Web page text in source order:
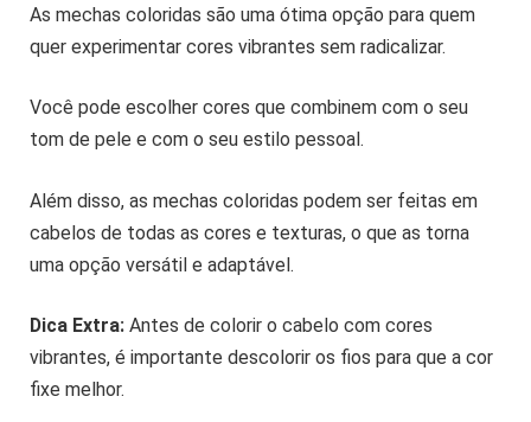
As mechas coloridas são uma ótima opção para quem
quer experimentar cores vibrantes sem radicalizar.
Você pode escolher cores que combinem com o seu
tom de pele e com o seu estilo pessoal.
Além disso, as mechas coloridas podem ser feitas em
cabelos de todas as cores e texturas, o que as torna
uma opção versátil e adaptável.
Dica Extra: Antes de colorir o cabelo com cores
vibrantes, é importante descolorir os fios para que a cor
fixe melhor.